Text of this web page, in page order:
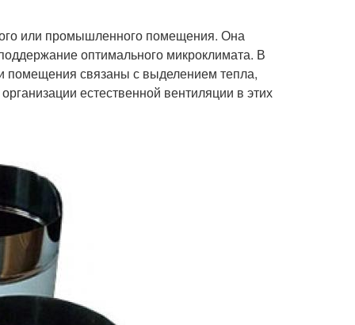
или промышленного помещения. Она
оптимального микроклимата. В
помещения связаны с выделением тепла,
естественной вентиляции в этих